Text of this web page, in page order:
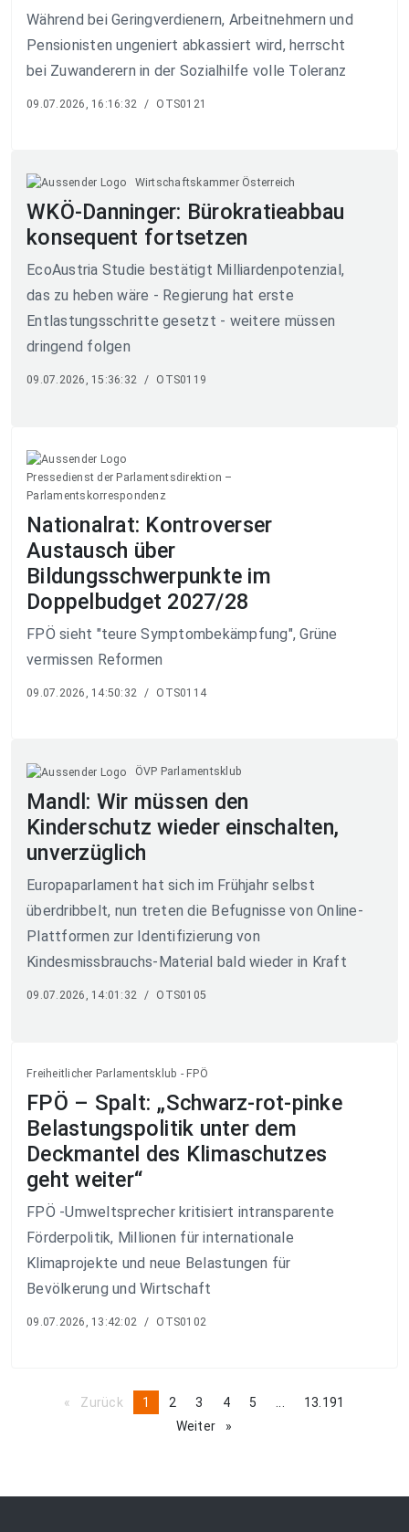
Während bei Geringverdienern, Arbeitnehmern und
Pensionisten ungeniert abkassiert wird, herrscht
bei Zuwanderern in der Sozialhilfe volle Toleranz
09.07.2026, 16:16:32 / OTS0121
Wirtschaftskammer Österreich
WKÖ-Danninger: Bürokratieabbau
konsequent fortsetzen
EcoAustria Studie bestätigt Milliardenpotenzial,
das zu heben wäre - Regierung hat erste
Entlastungsschritte gesetzt - weitere müssen
dringend folgen
09.07.2026, 15:36:32 / OTS0119
Pressedienst der Parlamentsdirektion –
Parlamentskorrespondenz
Nationalrat: Kontroverser
Austausch über
Bildungsschwerpunkte im
Doppelbudget 2027/28
FPÖ sieht "teure Symptombekämpfung", Grüne
vermissen Reformen
09.07.2026, 14:50:32 / OTS0114
ÖVP Parlamentsklub
Mandl: Wir müssen den
Kinderschutz wieder einschalten,
unverzüglich
Europaparlament hat sich im Frühjahr selbst
überdribbelt, nun treten die Befugnisse von Online-
Plattformen zur Identifizierung von
Kindesmissbrauchs-Material bald wieder in Kraft
09.07.2026, 14:01:32 / OTS0105
Freiheitlicher Parlamentsklub - FPÖ
FPÖ – Spalt: „Schwarz-rot-pinke
Belastungspolitik unter dem
Deckmantel des Klimaschutzes
geht weiter“
FPÖ -Umweltsprecher kritisiert intransparente
Förderpolitik, Millionen für internationale
Klimaprojekte und neue Belastungen für
Bevölkerung und Wirtschaft
09.07.2026, 13:42:02 / OTS0102
Zurück pageYou're
1 page
2 page
3 page
4 page
5 pagepage
13.191
Weiter
page